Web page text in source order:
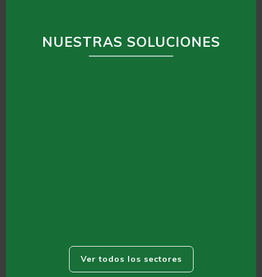
NUESTRAS SOLUCIONES
Ver todos los sectores